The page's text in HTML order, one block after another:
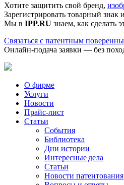
Хотите защитить свой бренд,
Зарегистрировать товарный
Мы в IPP.RU знаем, как сделать
Связаться с патентным
Онлайн-подача заявки — без
О фирме
Услуги
Новости
Прайс-лист
Статьи
События
Библиотека
Дни истории
Интересные дела
Статьи
Новости патентования